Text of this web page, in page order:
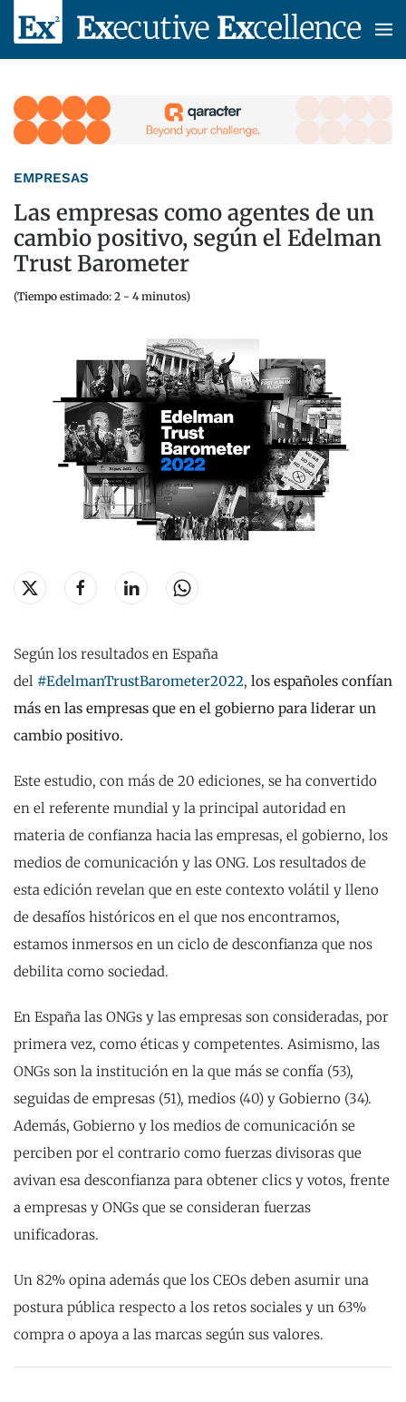
Skip to main content
EMPRESAS
Las empresas como agentes de un
cambio positivo, según el Edelman
Trust Barometer
(Tiempo estimado: 2 - 4 minutos)
Según los resultados en España
del #EdelmanTrustBarometer2022, los españoles confían
más en las empresas que en el gobierno para liderar un
cambio positivo.
Este estudio, con más de 20 ediciones, se ha convertido
en el referente mundial y la principal autoridad en
materia de confianza hacia las empresas, el gobierno, los
medios de comunicación y las ONG. Los resultados de
esta edición revelan que en este contexto volátil y lleno
de desafíos históricos en el que nos encontramos,
estamos inmersos en un ciclo de desconfianza que nos
debilita como sociedad.
En España las ONGs y las empresas son consideradas, por
primera vez, como éticas y competentes. Asimismo, las
ONGs son la institución en la que más se confía (53),
seguidas de empresas (51), medios (40) y Gobierno (34).
Además, Gobierno y los medios de comunicación se
perciben por el contrario como fuerzas divisoras que
avivan esa desconfianza para obtener clics y votos, frente
a empresas y ONGs que se consideran fuerzas
unificadoras.
Un 82% opina además que los CEOs deben asumir una
postura pública respecto a los retos sociales y un 63%
compra o apoya a las marcas según sus valores.